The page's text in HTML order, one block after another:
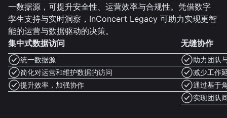
一数据源，可提升安全性、运营效率与合规性。凭借数字
孪生支持与实时洞察，InConcert Legacy 可助力实现更智
能的运营与数据驱动的决策。
集中式数据访问
统一数据源
简化对运营和维护数据的访问
提升效率，加强协作
无缝协作
助力团队
减少工作
通过基于
实现团队